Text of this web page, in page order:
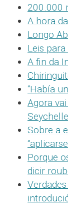
200.000
A hora
Longo
Leis para
A fin da
“Había
Agora
Sobre a
Porque
dicir